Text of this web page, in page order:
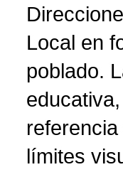
Local en
poblado.
límites